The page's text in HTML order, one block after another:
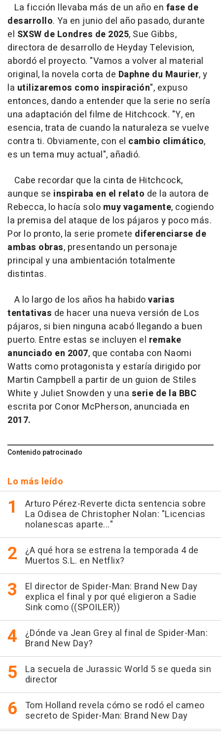
La ficción llevaba más de un año en fase de
desarrollo. Ya en junio del año pasado, durante
el SXSW de Londres de 2025, Sue Gibbs,
directora de desarrollo de Heyday Television,
abordó el proyecto. "Vamos a volver al material
original, la novela corta de Daphne du Maurier, y
la utilizaremos como inspiración", expuso
entonces, dando a entender que la serie no sería
una adaptación del filme de Hitchcock. "Y, en
esencia, trata de cuando la naturaleza se vuelve
contra ti. Obviamente, con el cambio climático,
es un tema muy actual", añadió.
Cabe recordar que la cinta de Hitchcock,
aunque se inspiraba en el relato de la autora de
Rebecca, lo hacía solo muy vagamente, cogiendo
la premisa del ataque de los pájaros y poco más.
Por lo pronto, la serie promete diferenciarse de
ambas obras, presentando un personaje
principal y una ambientación totalmente
distintas.
A lo largo de los años ha habidovarias
tentativas de hacer una nueva versión de Los
pájaros, si bien ninguna acabó llegando a buen
puerto. Entre estas se incluyen el remake
anunciado en 2007, que contaba con Naomi
Watts como protagonista y estaría dirigido por
Martin Campbell a partir de un guion de Stiles
White y Juliet Snowden y una serie de la BBC
escrita por Conor McPherson, anunciada en
2017.
Contenido patrocinado
Lo más leído
Arturo Pérez-Reverte dicta sentencia sobre
La Odisea de Christopher Nolan: "Licencias
nolanescas aparte..."
¿A qué hora se estrena la temporada 4 de
Muertos S.L. en Netflix?
El director de Spider-Man: Brand New Day
explica el final y por qué eligieron a Sadie
Sink como ((SPOILER))
¿Dónde va Jean Grey al final de Spider-Man:
Brand New Day?
La secuela de Jurassic World 5 se queda sin
director
Tom Holland revela cómo se rodó el cameo
secreto de Spider-Man: Brand New Day